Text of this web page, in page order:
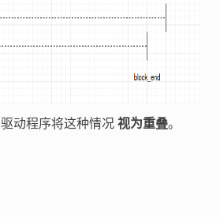
驱动程序将这种情况 视为重叠。